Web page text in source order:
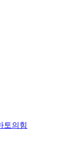
토의힘